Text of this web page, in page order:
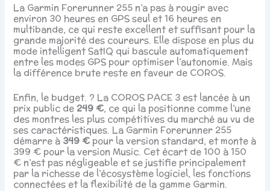
La Garmin Forerunner 255 n’a pas à rougir avec
environ 30 heures en GPS seul et 16 heures en
multibande, ce qui reste excellent et suffisant pour la
grande majorité des coureurs. Elle dispose en plus du
mode intelligent SatIQ qui bascule automatiquement
entre les modes GPS pour optimiser l’autonomie. Mais
la différence brute reste en faveur de COROS.
Enfin, le budget. ? La COROS PACE 3 est lancée à un
prix public de 249 €, ce qui la positionne comme l’une
des montres les plus compétitives du marché au vu de
ses caractéristiques. La Garmin Forerunner 255
démarre à 349 €pour la version standard, et monte à
399 € pour la version Music. Cet écart de 100 à 150
€ n’est pas négligeable et se justifie principalement
par la richesse de l’écosystème logiciel, les fonctions
connectées et la flexibilité de la gamme Garmin.